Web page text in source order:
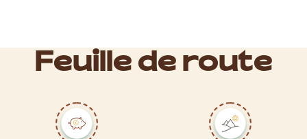
Feuille de route